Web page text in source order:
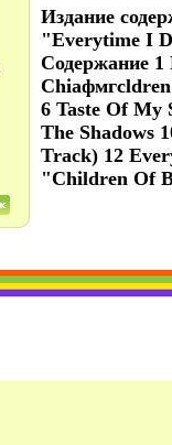
Издание
"Everytime I
Содержание
6 Taste Of My
The Shadows
Track) 12
"Children Of